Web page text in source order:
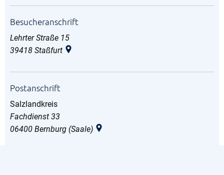
Besucheranschrift
Lehrter Straße 15
39418 Staßfurt
Postanschrift
Salzlandkreis
Fachdienst 33
06400 Bernburg (Saale)